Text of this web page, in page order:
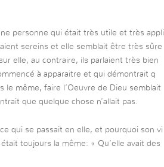
personne qui était très utile et très appli
sereins et elle semblait être très sûre
elle, au contraire, ils parlaient très bien
à apparaitre et qui démontrait q
le même, faire l’Oeuvre de Dieu semblait
que quelque chose n’allait pas.
qui se passait en elle, et pourquoi son vi
toujours la même: « Qu’elle avait des